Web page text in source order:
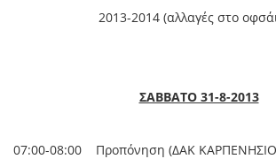
2013-2014 (αλλαγές στο
ΣΑΒΒΑΤΟ 31-8-2013
07:00-08:00 Προπόνηση (ΔΑΚ